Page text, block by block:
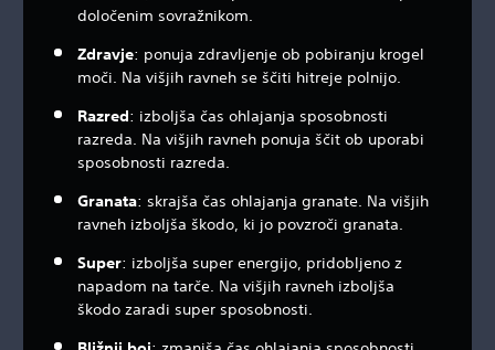
določenim sovražnikom.
Zdravje: ponuja zdravljenje ob pobiranju krogel
moči. Na višjih ravneh se ščiti hitreje polnijo.
Razred: izboljša čas ohlajanja sposobnosti
razreda. Na višjih ravneh ponuja ščit ob uporabi
sposobnosti razreda.
Granata: skrajša čas ohlajanja granate. Na višjih
ravneh izboljša škodo, ki jo povzroči granata.
Super: izboljša super energijo, pridobljeno z
napadom na tarče. Na višjih ravneh izboljša
škodo zaradi super sposobnosti.